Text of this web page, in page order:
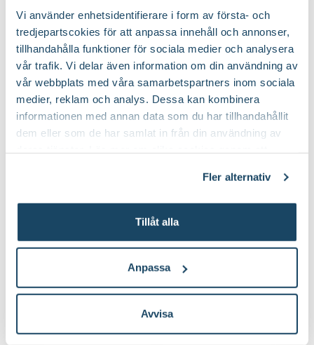
Vi använder enhetsidentifierare i form av första- och
tredjepartscokies för att anpassa innehåll och annonser,
tillhandahålla funktioner för sociala medier och analysera
vår trafik. Vi delar även information om din användning av
vår webbplats med våra samarbetspartners inom sociala
medier, reklam och analys. Dessa kan kombinera
informationen med annan data som du har tillhandahållit
dem eller som de har samlat in från din användning av
Fler alternativ
Tillåt alla
Anpassa
Avvisa
Rosgödsel
Blomsterlandet PRO
79 90
Välj butik
Kumulus
299 :-
Välj butik
Till Produkten
till Kumulus
3 för 249:-